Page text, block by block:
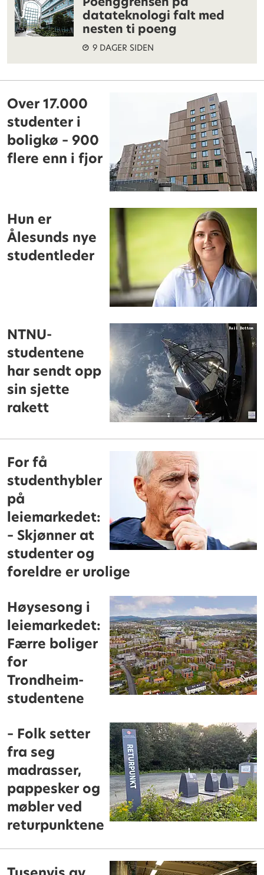
datateknologi falt med
nesten ti poeng
9 DAGER SIDEN
Over 17.000
studenter i
boligkø – 900
flere enn i fjor
Hun er
Ålesunds nye
studentleder
NTNU-
studentene
har sendt opp
sin sjette
rakett
For få
studenthybler
på
leiemarkedet:
– Skjønner at
studenter og
foreldre er urolige
Høysesong i
leiemarkedet:
Færre boliger
for
Trondheim-
studentene
– Folk setter
fra seg
madrasser,
pappesker og
møbler ved
returpunktene